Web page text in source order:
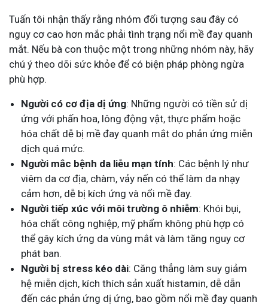
Tuấn tôi nhận thấy rằng nhóm đối tượng sau đây có
nguy cơ cao hơn mắc phải tình trạng nổi mề đay quanh
mắt. Nếu bà con thuộc một trong những nhóm này, hãy
chú ý theo dõi sức khỏe để có biện pháp phòng ngừa
phù hợp.
Người có cơ địa dị ứng: Những người có tiền sử dị
ứng với phấn hoa, lông động vật, thực phẩm hoặc
hóa chất dễ bị mề đay quanh mắt do phản ứng miễn
dịch quá mức.
Người mắc bệnh da liễu mạn tính: Các bệnh lý như
viêm da cơ địa, chàm, vảy nến có thể làm da nhạy
cảm hơn, dễ bị kích ứng và nổi mề đay.
Người tiếp xúc với môi trường ô nhiễm: Khói bụi,
hóa chất công nghiệp, mỹ phẩm không phù hợp có
thể gây kích ứng da vùng mắt và làm tăng nguy cơ
phát ban.
Người bị stress kéo dài: Căng thẳng làm suy giảm
hệ miễn dịch, kích thích sản xuất histamin, dễ dẫn
đến các phản ứng dị ứng, bao gồm nổi mề đay quanh